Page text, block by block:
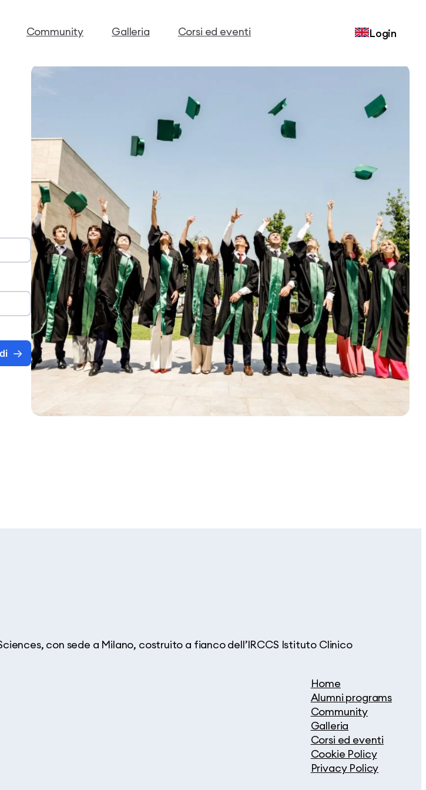
Community Galleria Corsi ed eventi Login
con sede a Milano, costruito a fianco dell’IRCCS Istituto Clinico
Home
Alumni programs
Community
Galleria
Corsi ed eventi
Cookie Policy
Privacy Policy